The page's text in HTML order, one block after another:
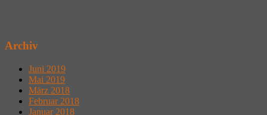
Archiv
Juni 2019
Mai 2019
März 2018
Februar 2018
Januar 2018